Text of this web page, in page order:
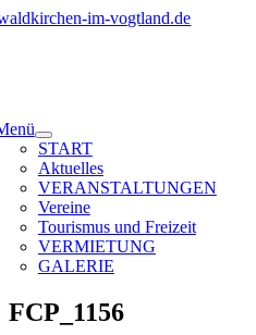
Zum
START
Aktuelles
VERANSTALTUNGEN
Vereine
Tourismus und Freizeit
VERMIETUNG
GALERIE
FCP_1156